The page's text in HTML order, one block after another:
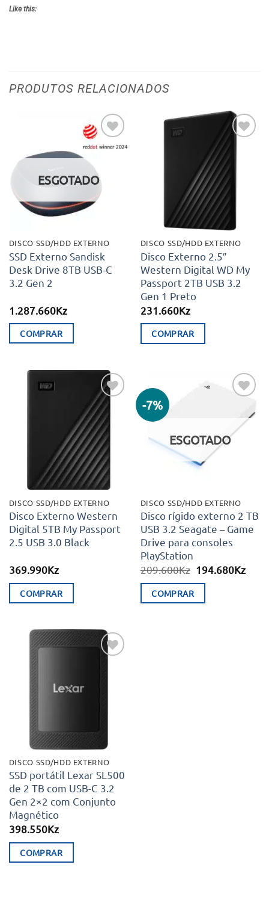
Like this:
PRODUTOS RELACIONADOS
Adicionar
aos meus
desejos
ESGOTADO
DISCO SSD/HDD EXTERNO
SSD Externo Sandisk
Desk Drive 8TB USB-C
3.2 Gen 2
1.287.660Kz
COMPRAR
Adicionar
aos meus
desejos
DISCO SSD/HDD EXTERNO
Disco Externo 2.5″
Western Digital WD My
Passport 2TB USB 3.2
Gen 1 Preto
231.660Kz
COMPRAR
Adicionar
aos meus
desejos
DISCO SSD/HDD EXTERNO
Disco Externo Western
Digital 5TB My Passport
2.5 USB 3.0 Black
369.990Kz
COMPRAR
-7%
aos meus
desejos
ESGOTADO
DISCO SSD/HDD EXTERNO
Disco rígido externo 2 TB
USB 3.2 Seagate – Game
Drive para consoles
PlayStation
209.600Kz O
era:
194.680KzO
COMPRAR
DISCO SSD/HDD EXTERNO
SSD portátil Lexar SL500
de 2 TB com USB-C 3.2
Gen 2×2 com Conjunto
Magnético
398.550Kz
COMPRAR